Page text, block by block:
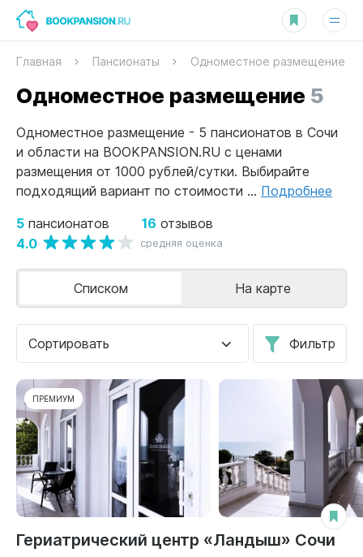
Главная Пансионаты Одноместное размещение
Одноместное размещение 5
Одноместное размещение - 5 пансионатов в Сочи
и области на BOOKPANSION.RU с ценами
размещения от 1000 рублей/сутки. Выбирайте
подходящий вариант по стоимости ... Подробнее
5 пансионатов 16 отзывов
4.0 средняя оценка
Сортировать Фильтр
Списком На карте
ПРЕМИУМ
Гериатрический центр «Ландыш» Сочи